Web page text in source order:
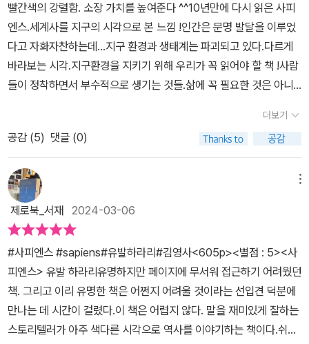
빨간색의 강렬함. 소장 가치를 높여준다 ^^10년만에 다시 읽은 사피
엔스.세계사를 지구의 시각으로 본 느낌 !인간은 문명 발달을 이루었
다고 자화자찬하는데...지구 환경과 생태계는 파괴되고 있다.다르게
바라보는 시각.지구환경을 지키기 위해 우리가 꼭 읽어야 할 책 !사람
들이 정착하면서 부수적으로 생기는 것들.삶에 꼭 필요한 것은 아니
래서 우린 문화 생활을 즐기며 또 다른 자극을 위해 모험을 떠나기도
한다.첫 서문을 읽고 충격 받았다.읽으면서 어색함도 못 느꼈고,이상
하다는 생각도 안들었는데...인공지능이 쓴 글이라니...🙄🙄🙄당사
자인 유발 하라리는 자신의 스타일로 쓴 글이 아닌것을 알고 일자리
를 뺏기지 않을거라 말을 했지만...글쓰기를 못하는 학생들에겐 과제
를 해결할 수 있는 하나의 방법으로 자리 잡을 것 같다.인간의 능력은
어디까지 일까 ?인간의 역사를 세 가지 혁명으로 나누어 설명하고 있
는데인지혁명 ㅡ 똑똑해지는 시기농업혁명 ㅡ 자연을 길들여 우리가
원하는 일을 하게 만든 시기과학혁명 ㅡ 우리가 위험할 정도의 힘을
갖게 된 시기이렇게 차례로 겪으며 우리만의 문화를 만들었다.경제
적, 물질적 풍요로움이 지금의 편리함을 만든 것이다그러나 사피엔스
에서는 다르게 말하고 있다.'멸종의 물결'이라고...수렵채집인의 확산
더보기
공감 (5) 댓글 (0)
제로북_서재 2024-03-06
#사피엔스 #sapiens#유발하라리#김영사<605p><별점 : 5><사
피엔스> 유발 하라리유명하지만 페이지에 무서워 접근하기 어려웠던
책. 그리고 이리 유명한 책은 어쩐지 어려울 것이라는 선입견 덕분에
만나는 데 시간이 걸렸다.이 책은 어렵지 않다. 말을 재미있게 잘하는
스토리텔러가 아주 색다른 시각으로 역사를 이야기하는 책이다.쉬운